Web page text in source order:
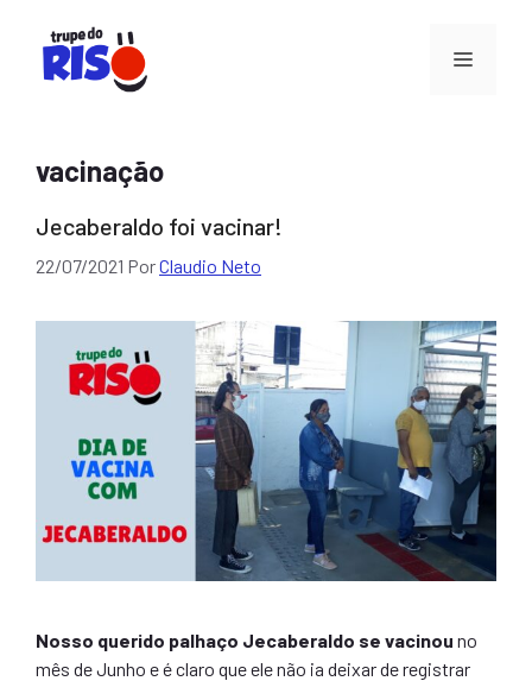
Menu
vacinação
Jecaberaldo foi vacinar!
22/07/2021 PorClaudio Neto
Nosso querido palhaço Jecaberaldo se vacinou no
mês de Junho e é claro que ele não ia deixar de registrar